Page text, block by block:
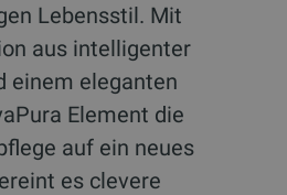
Lebensstil. Mit
aus intelligenter
einem eleganten
Element die
auf ein neues
es clevere